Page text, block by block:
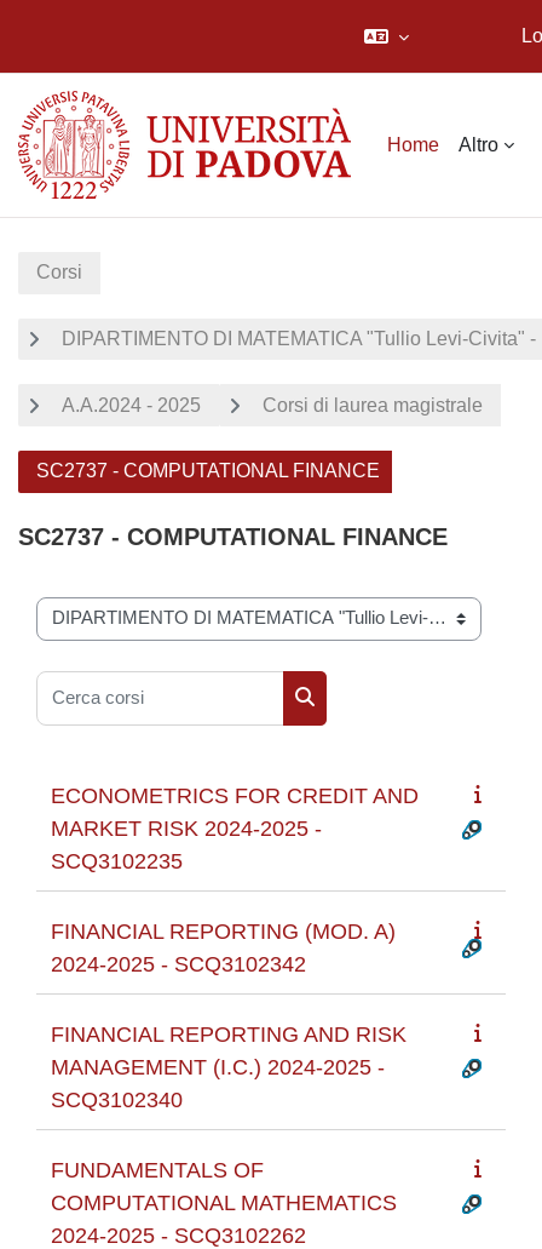
Home Altro
Corsi
DIPARTIMENTO DI MATEMATICA "Tullio Levi-Civita" -
A.A.2024 - 2025 Corsi di laurea magistrale
SC2737 - COMPUTATIONAL FINANCE
SC2737 - COMPUTATIONAL FINANCE
Categorie di corso
Cerca corsi
Cerca corsi
ECONOMETRICS FOR CREDIT AND
MARKET RISK 2024-2025 -
SCQ3102235
FINANCIAL REPORTING (MOD. A)
2024-2025 - SCQ3102342
FINANCIAL REPORTING AND RISK
MANAGEMENT (I.C.) 2024-2025 -
SCQ3102340
FUNDAMENTALS OF
COMPUTATIONAL MATHEMATICS
2024-2025 - SCQ3102262